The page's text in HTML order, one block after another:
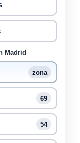
Madrid
zona
69
54